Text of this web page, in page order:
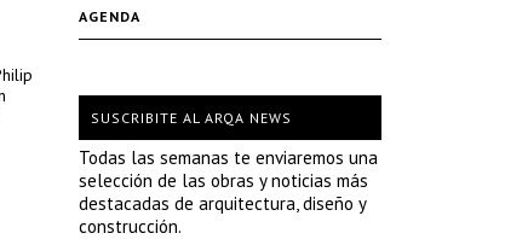
AGENDA
SUSCRIBITE AL ARQA NEWS
Todas las semanas te enviaremos una
selección de las obras y noticias más
destacadas de arquitectura, diseño y
construcción.